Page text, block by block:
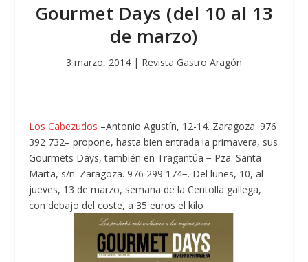
Gourmet Days (del 10 al 13
de marzo)
3 marzo, 2014 | Revista Gastro Aragón
Los Cabezudos –Antonio Agustín, 12-14. Zaragoza. 976
392 732– propone, hasta bien entrada la primavera, sus
Gourmets Days, también en Tragantúa − Pza. Santa
Marta, s/n. Zaragoza. 976 299 174−. Del lunes, 10, al
jueves, 13 de marzo, semana de la Centolla gallega,
con debajo del coste, a 35 euros el kilo